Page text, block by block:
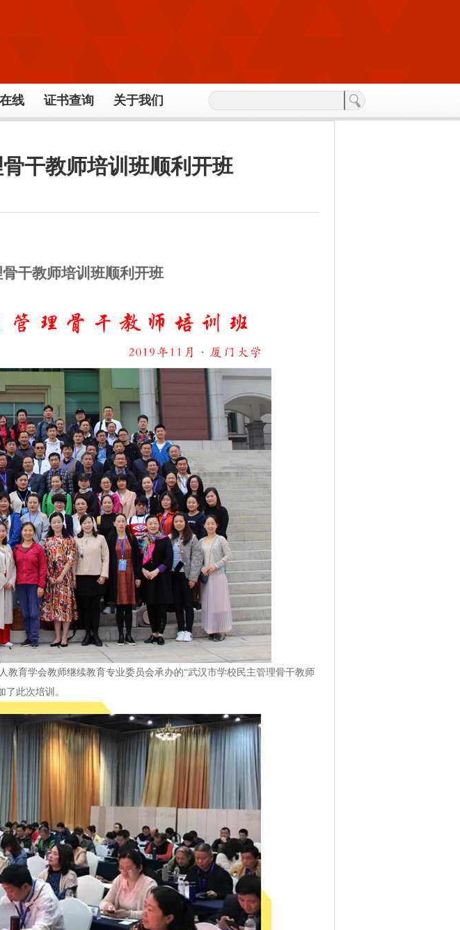
线 证书查询 关于我们
干教师培训班顺利开班
干教师培训班顺利开班
育学会教师继续教育专业委员会承办的“武汉市学校民主管理骨干教师
了此次培训。